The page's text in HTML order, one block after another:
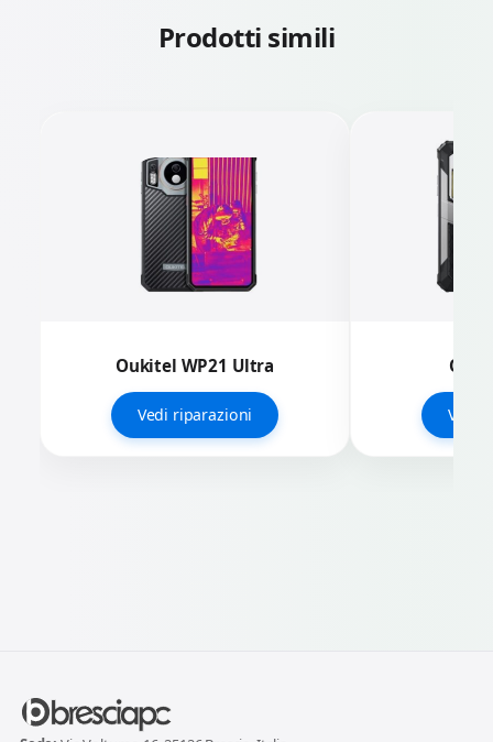
Prodotti simili
Oukitel WP21 Ultra
Vedi riparazioni Vedi